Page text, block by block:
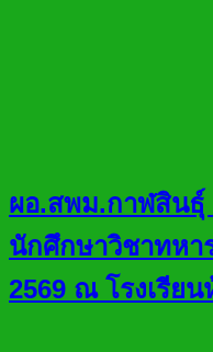
ผอ.สพม.กาฬสินธุ์
นักศึกษาวิชาทหา
2569 ณ โรงเรีย